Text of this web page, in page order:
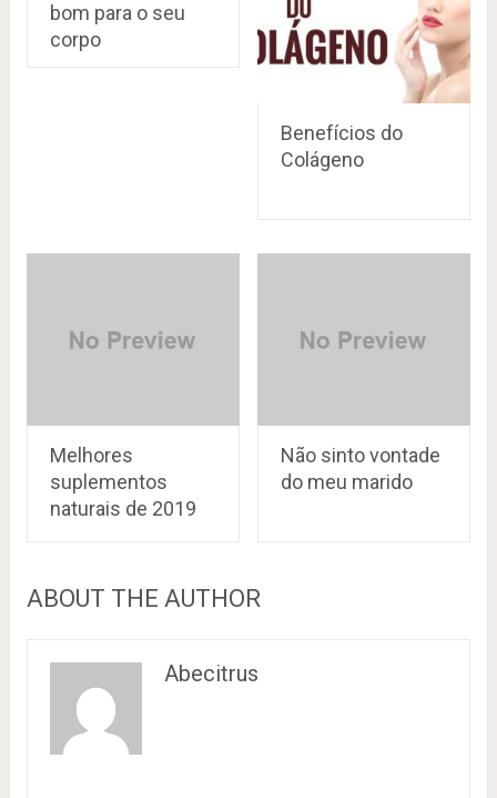
bom para o seu
corpo
Benefícios do
Colágeno
Melhores
suplementos
naturais de 2019
Não sinto vontade
do meu marido
ABOUT THE AUTHOR
Abecitrus